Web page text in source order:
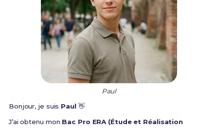
Paul
Bonjour, je suis Paul👋
J’ai obtenu mon Bac Pro ERA (Étude et Réalisation